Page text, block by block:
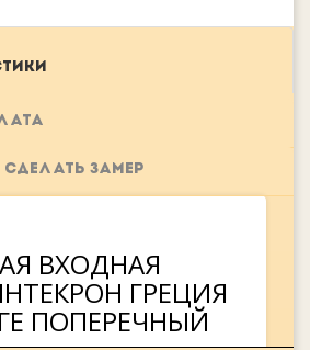
ЗАМЕР
ВХОДНАЯ
ГРЕЦИЯ
ПОПЕРЕЧНЫЙ